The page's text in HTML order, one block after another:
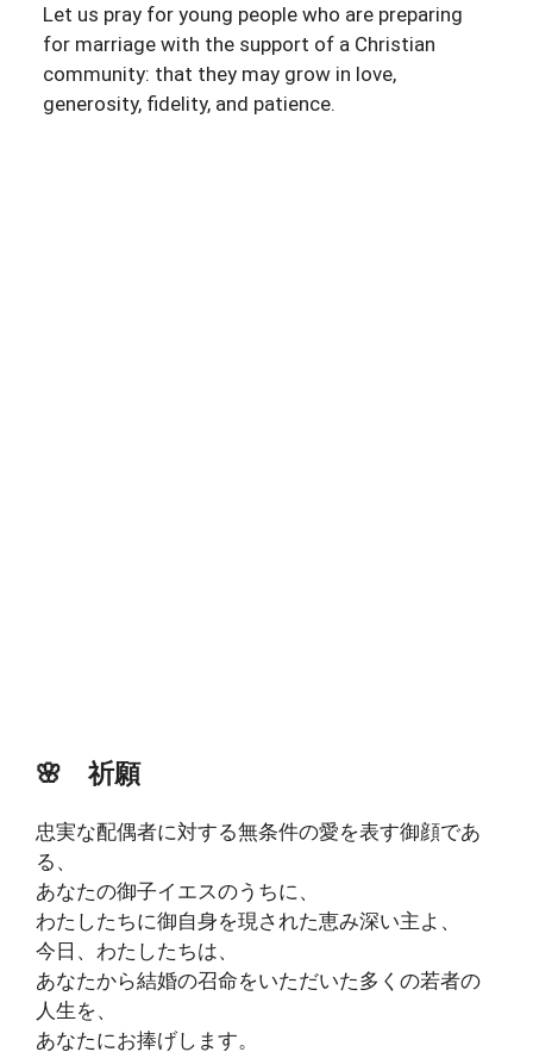
Let us pray for young people who are preparing
for marriage with the support of a Christian
community: that they may grow in love,
generosity, fidelity, and patience.
🌸 祈願
忠実な配偶者に対する無条件の愛を表す御顔であ
る、
あなたの御子イエスのうちに、
わたしたちに御自身を現された恵み深い主よ、
今日、わたしたちは、
あなたから結婚の召命をいただいた多くの若者の
人生を、
あなたにお捧げします。